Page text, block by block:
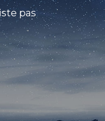
pas